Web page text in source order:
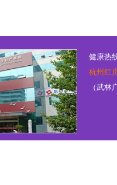
健康热
杭州红
（武